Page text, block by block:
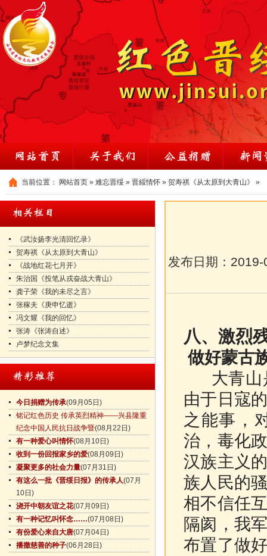
当前位置： 网站首页 » 难忘晋绥 » 晋綏情怀 » 贺寿祺《从太原到大青山》 »
《武汝扬李光清回忆录》
贺寿祺《从太原到大青山》
《战地红花七月开》
朱治国《投笔从戎奋战大青山》
龚子荣《我的未尽之言》
张稼夫《庚申忆逝》
冯文耀《我的回忆》
张涛《张涛自述》
卢梦纪念文集
今日捐赠为传承(09月05日)
铭记红色历史 传承英烈精神——兴县隆重
纪念中国人民抗日战争暨(08月22日)
有一种爱心叫情怀(08月10日)
收到一份回报家乡的爱(08月09日)
凝聚更多的社会力量(07月31日)
有这么一批《晋绥日报》的传承人(07月
10日)
浇开中朝友谊之花(07月09日)
有一种记忆叫怀念……(07月08日)
有份爱心来自大唐(07月04日)
播撒慈善的种子(06月28日)
发布日期： 2019-
八、激烈
做好蒙古
大青山
由于日寇
之能事，
治，毒化
汉族主义
族人民的
相不信任
隔阂，我
布置了做